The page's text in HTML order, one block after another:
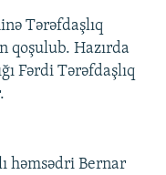
Tərəfdaşlıq
qoşulub. Hazırda
Fərdi Tərəfdaşlıq
həmsədri Bernar